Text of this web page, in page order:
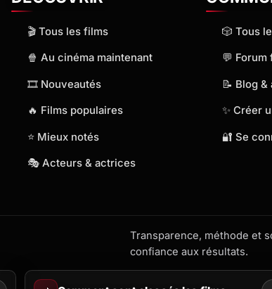
🎬 Tous les films
🍿 Au cinéma maintenant
🎞️ Nouveautés
🔥 Films populaires
⭐ Mieux notés
🎭 Acteurs & actrices
🎲 Tous
💬
📝 Blog &
✨ Créer
🔐 Se
Transparence, méthode et
confiance aux résultats.